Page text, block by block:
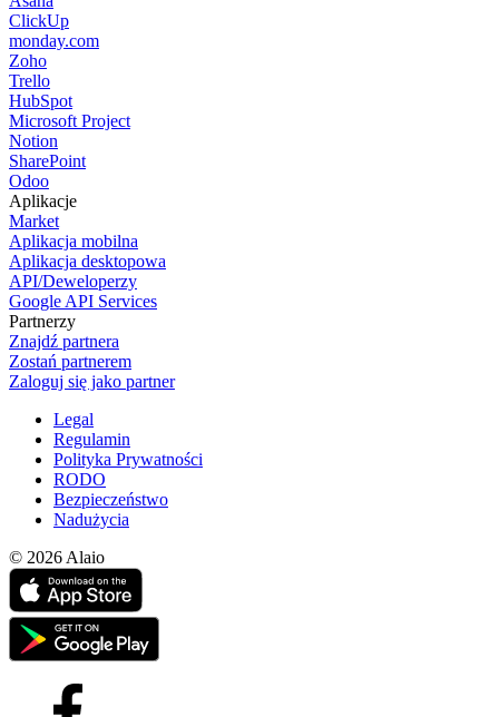
ClickUp
monday.com
Zoho
Trello
HubSpot
Microsoft Project
Notion
SharePoint
Odoo
Aplikacje
Market
Aplikacja mobilna
Aplikacja desktopowa
API/Deweloperzy
Google API Services
Partnerzy
Znajdź partnera
Zostań partnerem
Zaloguj się jako partner
Legal
Regulamin
Polityka Prywatności
RODO
Bezpieczeństwo
Nadużycia
© 2026 Alaio